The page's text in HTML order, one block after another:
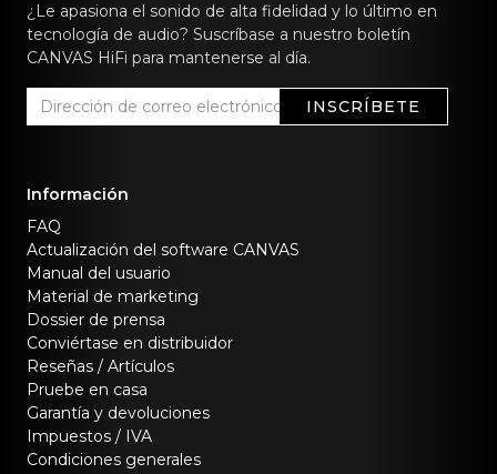
¿Le apasiona el sonido de alta fidelidad y lo último en
tecnología de audio? Suscríbase a nuestro boletín
CANVAS HiFi para mantenerse al día.
INSCRÍBETE
Información
FAQ
Actualización del software CANVAS
Manual del usuario
Material de marketing
Dossier de prensa
Conviértase en distribuidor
Reseñas / Artículos
Pruebe en casa
Garantía y devoluciones
Impuestos / IVA
Condiciones generales